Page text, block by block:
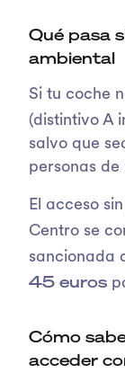
Qué pasa
ambiental
Si tu coche
(distintivo A
salvo que
personas
El acceso
Centro se
sancionada
45 euros
Cómo
acceder